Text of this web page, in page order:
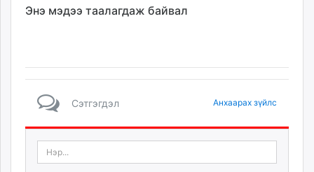
Энэ мэдээ таалагдаж байвал
Сэтгэгдэл Анхаарах зүйлс